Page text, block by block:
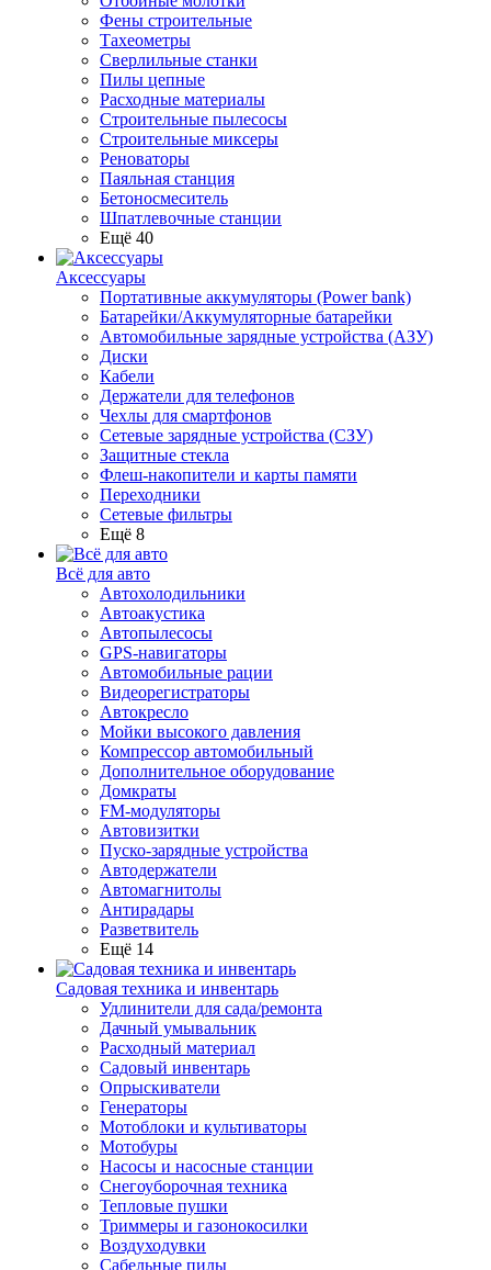
Фены строительные
Тахеометры
Сверлильные станки
Пилы цепные
Расходные материалы
Строительные пылесосы
Строительные миксеры
Реноваторы
Паяльная станция
Бетоносмеситель
Шпатлевочные станции
Ещё 40
Аксессуары
Портативные аккумуляторы (Power bank)
Батарейки/Аккумуляторные батарейки
Автомобильные зарядные устройства (АЗУ)
Диски
Кабели
Держатели для телефонов
Чехлы для смартфонов
Сетевые зарядные устройства (СЗУ)
Защитные стекла
Флеш-накопители и карты памяти
Переходники
Сетевые фильтры
Ещё 8
Всё для авто
Автохолодильники
Автоакустика
Автопылесосы
GPS-навигаторы
Автомобильные рации
Видеорегистраторы
Автокресло
Мойки высокого давления
Компрессор автомобильный
Дополнительное оборудование
Домкраты
FM-модуляторы
Автовизитки
Пуско-зарядные устройства
Автодержатели
Автомагнитолы
Антирадары
Разветвитель
Ещё 14
Садовая техника и инвентарь
Удлинители для сада/ремонта
Дачный умывальник
Расходный материал
Садовый инвентарь
Опрыскиватели
Генераторы
Мотоблоки и культиваторы
Мотобуры
Насосы и насосные станции
Снегоуборочная техника
Тепловые пушки
Триммеры и газонокосилки
Воздуходувки
Сабельные пилы